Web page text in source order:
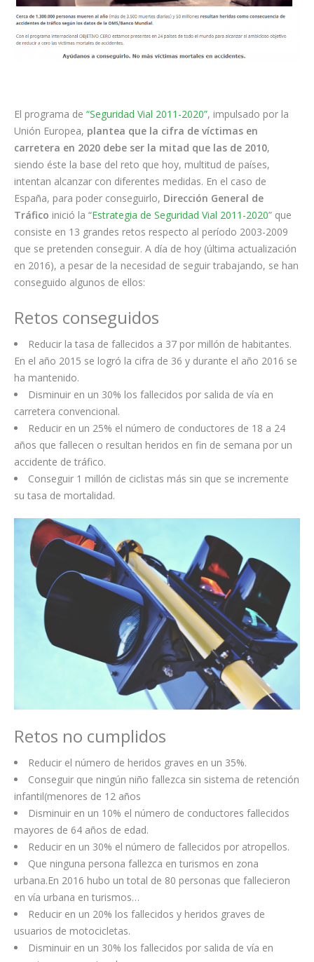
El programa de “Seguridad Vial 2011-2020”, impulsado por la
Unión Europea, plantea que la cifra de víctimas en
carretera en 2020 debe ser la mitad que las de 2010,
siendo éste la base del reto que hoy, multitud de países,
intentan alcanzar con diferentes medidas. En el caso de
España, para poder conseguirlo, Dirección General de
Tráfico inició la “Estrategia de Seguridad Vial 2011-2020” que
consiste en 13 grandes retos respecto al período 2003-2009
que se pretenden conseguir. A día de hoy (última actualización
en 2016), a pesar de la necesidad de seguir trabajando, se han
conseguido algunos de ellos:
Retos conseguidos
Reducir la tasa de fallecidos a 37 por millón de habitantes.
En el año 2015 se logró la cifra de 36 y durante el año 2016 se
ha mantenido.
Disminuir en un 30% los fallecidos por salida de vía en
carretera convencional.
Reducir en un 25% el número de conductores de 18 a 24
años que fallecen o resultan heridos en fin de semana por un
accidente de tráfico.
Conseguir 1 millón de ciclistas más sin que se incremente
su tasa de mortalidad.
Retos no cumplidos
Reducir el número de heridos graves en un 35%.
Conseguir que ningún niño fallezca sin sistema de retención
infantil(menores de 12 años
Disminuir en un 10% el número de conductores fallecidos
mayores de 64 años de edad.
Reducir en un 30% el número de fallecidos por atropellos.
Que ninguna persona fallezca en turismos en zona
urbana.En 2016 hubo un total de 80 personas que fallecieron
en vía urbana en turismos…
Reducir en un 20% los fallecidos y heridos graves de
usuarios de motocicletas.
Disminuir en un 30% los fallecidos por salida de vía en